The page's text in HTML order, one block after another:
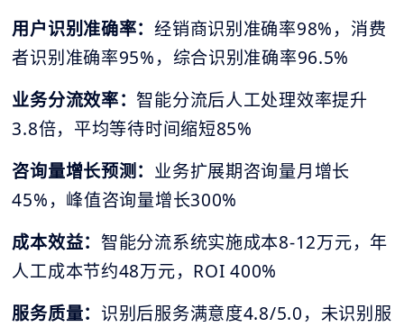
用户识别准确率：经销商识别准确率98%，消费
者识别准确率95%，综合识别准确率96.5%
业务分流效率： 智能分流后人工处理效率提升
3.8倍，平均等待时间缩短85%
咨询量增长预测： 业务扩展期咨询量月增长
45%，峰值咨询量增长300%
成本效益： 智能分流系统实施成本8-12万元，年
人工成本节约48万元，ROI 400%
服务质量： 识别后服务满意度4.8/5.0，未识别服